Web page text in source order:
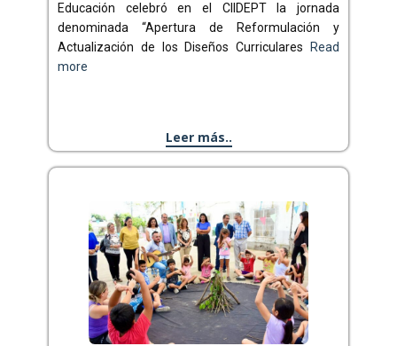
Educación celebró en el CIIDEPT la jornada
denominada “Apertura de Reformulación y
Actualización de los Diseños Curriculares
Read
more
Leer más..